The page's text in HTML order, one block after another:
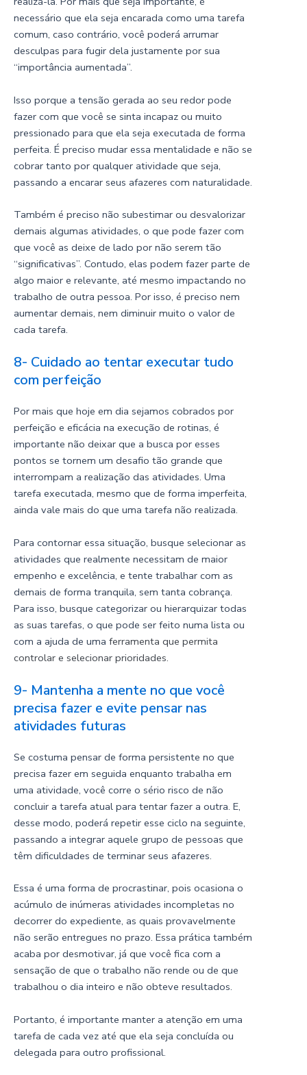
necessário que ela seja encarada como uma tarefa
comum, caso contrário, você poderá arrumar
desculpas para fugir dela justamente por sua
“importância aumentada”.
Isso porque a tensão gerada ao seu redor pode
fazer com que você se sinta incapaz ou muito
pressionado para que ela seja executada de forma
perfeita. É preciso mudar essa mentalidade e não se
cobrar tanto por qualquer atividade que seja,
passando a encarar seus afazeres com naturalidade.
Também é preciso não subestimar ou desvalorizar
demais algumas atividades, o que pode fazer com
que você as deixe de lado por não serem tão
“significativas”. Contudo, elas podem fazer parte de
algo maior e relevante, até mesmo impactando no
trabalho de outra pessoa. Por isso, é preciso nem
aumentar demais, nem diminuir muito o valor de
cada tarefa.
8- Cuidado ao tentar executar tudo
com perfeição
Por mais que hoje em dia sejamos cobrados por
perfeição e eficácia na execução de rotinas, é
importante não deixar que a busca por esses
pontos se tornem um desafio tão grande que
interrompam a realização das atividades. Uma
tarefa executada, mesmo que de forma imperfeita,
ainda vale mais do que uma tarefa não realizada.
Para contornar essa situação, busque selecionar as
atividades que realmente necessitam de maior
empenho e excelência, e tente trabalhar com as
demais de forma tranquila, sem tanta cobrança.
Para isso, busque categorizar ou hierarquizar todas
as suas tarefas, o que pode ser feito numa lista ou
com a ajuda de uma ferramenta que permita
controlar e selecionar prioridades.
9- Mantenha a mente no que você
precisa fazer e evite pensar nas
atividades futuras
Se costuma pensar de forma persistente no que
precisa fazer em seguida enquanto trabalha em
uma atividade, você corre o sério risco de não
concluir a tarefa atual para tentar fazer a outra. E,
desse modo, poderá repetir esse ciclo na seguinte,
passando a integrar aquele grupo de pessoas que
têm dificuldades de terminar seus afazeres.
Essa é uma forma de procrastinar, pois ocasiona o
acúmulo de inúmeras atividades incompletas no
decorrer do expediente, as quais provavelmente
não serão entregues no prazo. Essa prática também
acaba por desmotivar, já que você fica com a
sensação de que o trabalho não rende ou de que
trabalhou o dia inteiro e não obteve resultados.
Portanto, é importante manter a atenção em uma
tarefa de cada vez até que ela seja concluída ou
delegada para outro profissional.